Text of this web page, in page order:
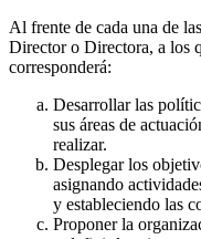
Al frente de cada una de
Director o Directora, a los
corresponderá:
Desarrollar las
sus áreas de
realizar.
Desplegar los
asignando
y estableciendo las
Proponer la